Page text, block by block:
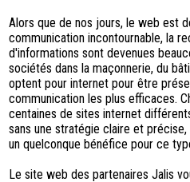
Alors que de nos jours, le web est
communication incontournable, la
d'informations sont devenues
sociétés dans la maçonnerie, du
optent pour internet pour être
communication les plus efficaces.
centaines de sites internet
sans une stratégie claire et
un quelconque bénéfice pour ce
Le site web des partenaires Jalis